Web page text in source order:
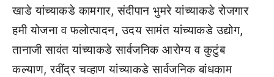
खाडे यांच्याकडे कामगार, संदीपान भुमरे यांच्याकडे रोजगार
हमी योजना व फलोत्पादन, उदय सामंत यांच्याकडे उद्योग,
तानाजी सावंत यांच्याकडे सार्वजनिक आरोग्य व कुटुंब
कल्याण, रवींद्र चव्हाण यांच्याकडे सार्वजनिक बांधकाम